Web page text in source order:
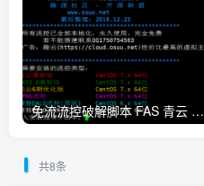
免流流控破解脚本 FAS 青云 快云 VPNS 博雅dalo最新集合
共8条